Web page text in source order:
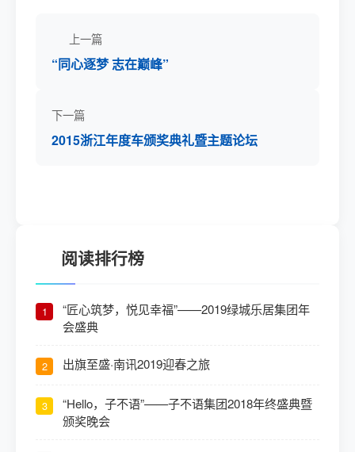
上一篇
“同心逐梦 志在巅峰”
下一篇
2015浙江年度车颁奖典礼暨主题论坛
阅读排行榜
1
“匠心筑梦，悦见幸福”——2019绿城乐居集团年
会盛典
2 出旗至盛·南讯2019迎春之旅
3
“Hello，子不语”——子不语集团2018年终盛典暨
颁奖晚会